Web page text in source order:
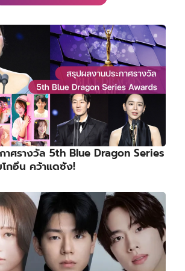
าศรางวัล 5th Blue Dragon Series
กอึน คว้าแดซัง!